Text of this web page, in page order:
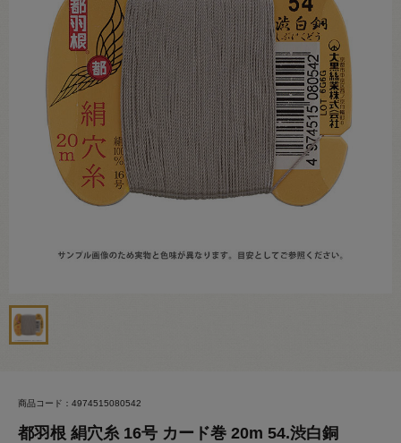
商品コード：4974515080542
都羽根 絹穴糸 16号 カード巻 20m 54.渋白銅